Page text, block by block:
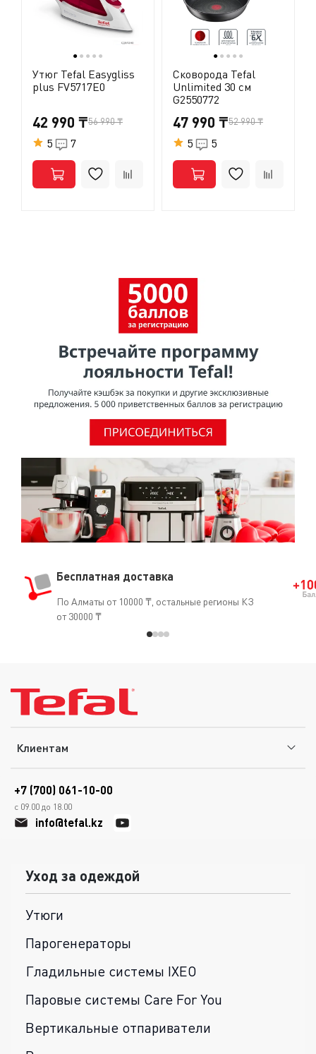
● ● ● ● ●
Утюг Tefal Easygliss
plus FV5717E0
42 990 ₸56 990 ₸
5 7
● ● ● ● ●
Сковорода Tefal
Unlimited 30 см
G2550772
47 990 ₸52 990 ₸
5 5
Бесплатная доставка
По Алматы от 10000 ₸, остальные регионы КЗ
от 30000 ₸
Клиентам
+7 (700) 061-10-00
с 09.00 до 18.00
info@tefal.kz
Уход за одеждой
Утюги
Парогенераторы
Гладильные системы IXEO
Паровые системы Care For You
Вертикальные отпариватели